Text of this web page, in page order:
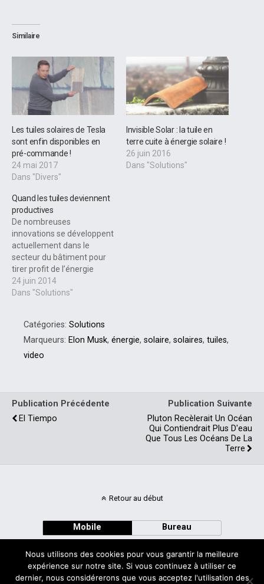
Similaire
Les tuiles solaires de Tesla
sont enfin disponibles en
pré-commande !
24 mai 2017
Dans "Divers"
Invisible Solar : la tuile en
terre cuite à énergie solaire !
26 juin 2016
Dans "Solutions"
Quand les tuiles deviennent
productives
De nombreuses
innovations se développent
actuellement dans le
secteur du bâtiment pour
tirer profit de l’énergie
solaire. Elles peuvent
concerner le vitrage des
solaires, on assiste à
l’apparition d’un nouveau
système qui capte lui aussi
24 juin 2014
Dans "Solutions"
Catégories: Solutions
Marqueurs: Elon Musk, énergie, solaire, solaires, tuiles,
video
Publication Précédente
El Tiempo
Publication Suivante
Pluton Recèlerait Un Océan
Qui Contiendrait Plus D'eau
Que Tous Les Océans De La
Terre
Retour au début
Mobile Bureau
Nous utilisons des cookies pour vous garantir la meilleure
expérience sur notre site. Si vous continuez à utiliser ce
dernier, nous considérerons que vous acceptez l'utilisation des